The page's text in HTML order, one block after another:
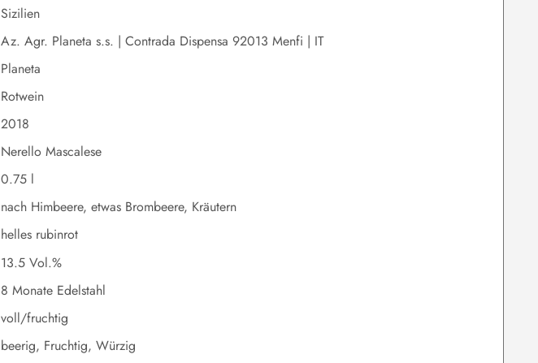
Sizilien
Az. Agr. Planeta s.s. | Contrada Dispensa 92013 Menfi | IT
Planeta
Rotwein
2018
Nerello Mascalese
0.75 l
nach Himbeere, etwas Brombeere, Kräutern
helles rubinrot
13.5 Vol.%
8 Monate Edelstahl
voll/fruchtig
beerig, Fruchtig, Würzig